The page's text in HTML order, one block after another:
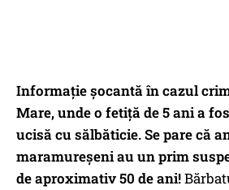
Informaţie şocantă în cazul
Mare, unde o fetiţă de 5 ani a
ucisă cu sălbăticie. Se pare că
maramureşeni au un prim
de aproximativ 50 de ani!